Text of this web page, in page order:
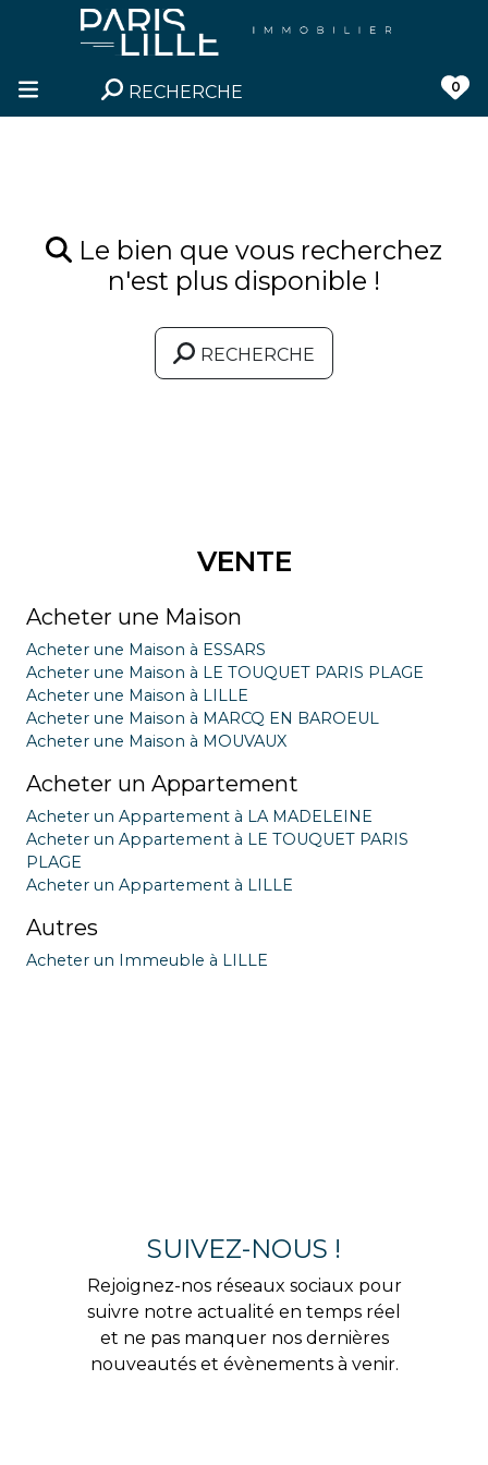
RECHERCHE 0
Le bien que vous recherchez
n'est plus disponible !
RECHERCHE
VENTE
Acheter une Maison
Acheter une Maison à ESSARS
Acheter une Maison à LE TOUQUET PARIS PLAGE
Acheter une Maison à LILLE
Acheter une Maison à MARCQ EN BAROEUL
Acheter une Maison à MOUVAUX
Acheter un Appartement
Acheter un Appartement à LA MADELEINE
Acheter un Appartement à LE TOUQUET PARIS
PLAGE
Acheter un Appartement à LILLE
Autres
Acheter un Immeuble à LILLE
SUIVEZ-NOUS !
Rejoignez-nos réseaux sociaux pour
suivre notre actualité en temps réel
et ne pas manquer nos dernières
nouveautés et évènements à venir.